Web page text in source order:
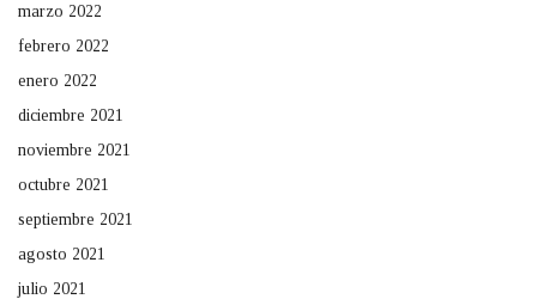
marzo 2022
febrero 2022
enero 2022
diciembre 2021
noviembre 2021
octubre 2021
septiembre 2021
agosto 2021
julio 2021